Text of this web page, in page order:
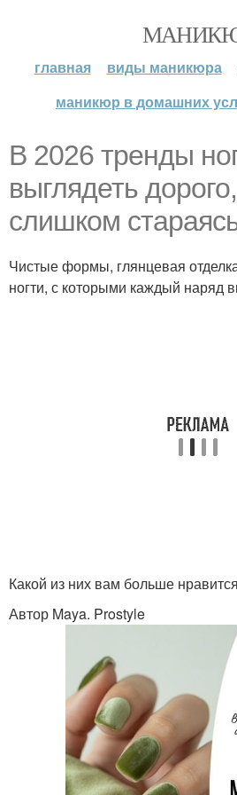
главная виды маникюра
маникюр в домашних
В 2026 тренды
выглядеть
слишком
Чистые формы, глянцевая
ногти, с которыми каждый наряд
Какой из них вам больше
Автор Maya. Prostyle